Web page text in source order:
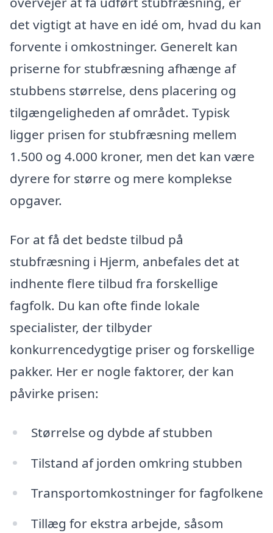
det vigtigt at have en idé om, hvad du kan
forvente i omkostninger. Generelt kan
priserne for stubfræsning afhænge af
stubbens størrelse, dens placering og
tilgængeligheden af området. Typisk
ligger prisen for stubfræsning mellem
1.500 og 4.000 kroner, men det kan være
dyrere for større og mere komplekse
opgaver.
For at få det bedste tilbud på
stubfræsning i Hjerm, anbefales det at
indhente flere tilbud fra forskellige
fagfolk. Du kan ofte finde lokale
specialister, der tilbyder
konkurrencedygtige priser og forskellige
pakker. Her er nogle faktorer, der kan
påvirke prisen:
Størrelse og dybde af stubben
Tilstand af jorden omkring stubben
Transportomkostninger for fagfolkene
Tillæg for ekstra arbejde, såsom